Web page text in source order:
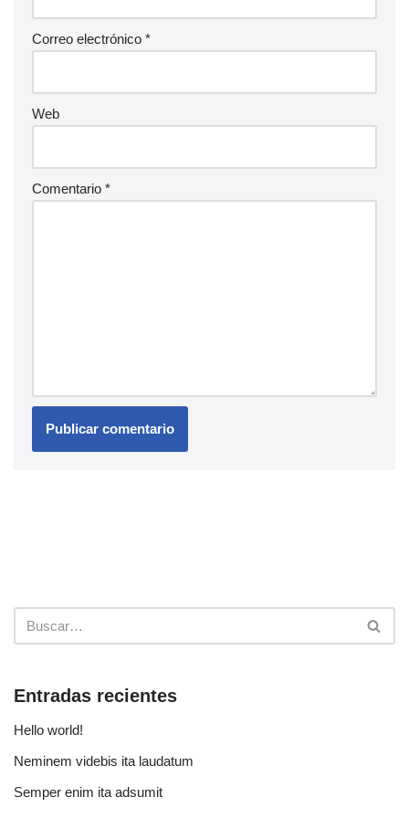
Correo electrónico *
Web
Comentario *
Entradas recientes
Hello world!
Neminem videbis ita laudatum
Semper enim ita adsumit